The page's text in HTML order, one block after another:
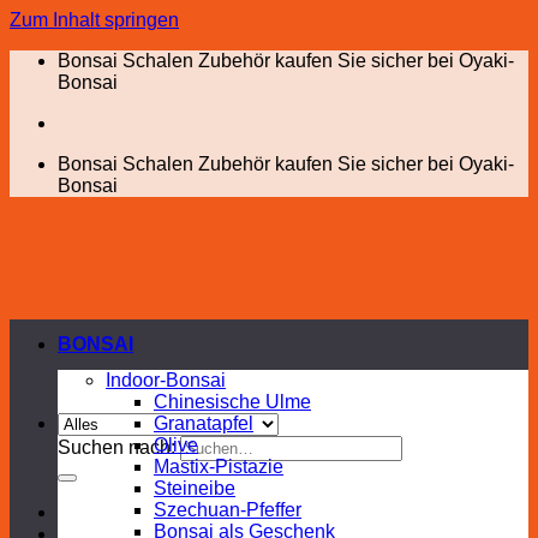
Zum Inhalt springen
Bonsai Schalen Zubehör kaufen Sie sicher bei Oyaki-
Bonsai
Bonsai Schalen Zubehör kaufen Sie sicher bei Oyaki-
Bonsai
Suchen nach:
BONSAI
Indoor-Bonsai
Chinesische Ulme
Granatapfel
Olive
Mastix-Pistazie
Steineibe
Szechuan-Pfeffer
Bonsai als Geschenk